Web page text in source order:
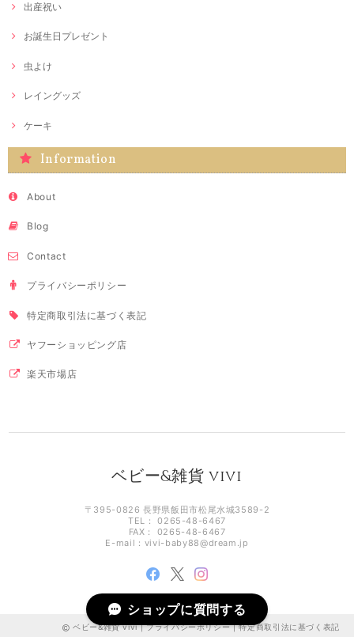
出産祝い
お誕生日プレゼント
虫よけ
レイングッズ
ケーキ
Information
About
Blog
Contact
プライバシーポリシー
特定商取引法に基づく表記
ヤフーショッピング店
楽天市場店
ベビー&雑貨 vivi
〒395-0826 長野県飯田市松尾水城3589-2
TEL： 0265-48-6467
FAX： 0265-48-6467
E-mail： vivi-baby88@dream.jp
ベビー&雑貨 vivi |プライバシーポリシー|特定商取引法に基づく表記
ショップに質問する